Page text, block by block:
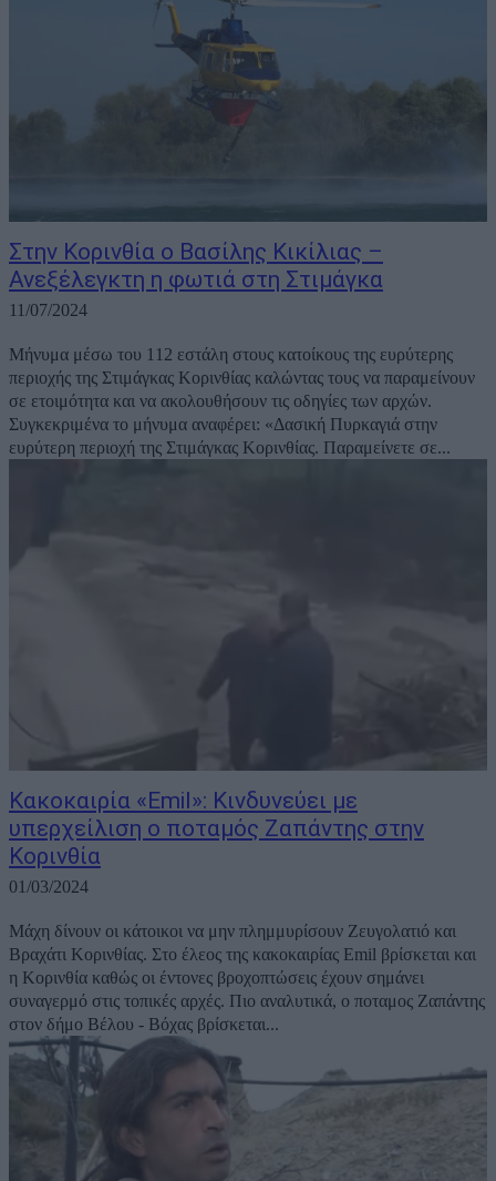
Στην Κορινθία ο Βασίλης Κικίλιας –
Ανεξέλεγκτη η φωτιά στη Στιμάγκα
11/07/2024
Μήνυμα μέσω του 112 εστάλη στους κατοίκους της ευρύτερης
περιοχής της Στιμάγκας Κορινθίας καλώντας τους να παραμείνουν
σε ετοιμότητα και να ακολουθήσουν τις οδηγίες των αρχών.
Συγκεκριμένα το μήνυμα αναφέρει: «Δασική Πυρκαγιά στην
ευρύτερη περιοχή της Στιμάγκας Κορινθίας. Παραμείνετε σε...
Κακοκαιρία «Emil»: Κινδυνεύει με
υπερχείλιση ο ποταμός Ζαπάντης στην
Κορινθία
01/03/2024
Μάχη δίνουν οι κάτοικοι να μην πλημμυρίσουν Ζευγολατιό και
Βραχάτι Κορινθίας. Στο έλεος της κακοκαιρίας Emil βρίσκεται και
η Κορινθία καθώς οι έντονες βροχοπτώσεις έχουν σημάνει
συναγερμό στις τοπικές αρχές. Πιο αναλυτικά, ο ποταμος Ζαπάντης
στον δήμο Βέλου - Βόχας βρίσκεται...